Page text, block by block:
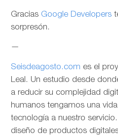
Gracias Google Developers
sorpresón.
—
Seisdeagosto.com es el
Leal. Un estudio desde
a reducir su complejidad
humanos tengamos una
tecnología a nuestro
diseño de productos